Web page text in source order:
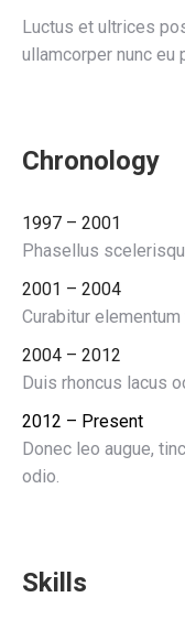
Luctus et ultrices
ullamcorper nunc eu
Chronology
1997 – 2001
Phasellus
2001 – 2004
Curabitur
2004 – 2012
Duis rhoncus lacus
2012 – Present
Donec leo augue,
odio.
Skills